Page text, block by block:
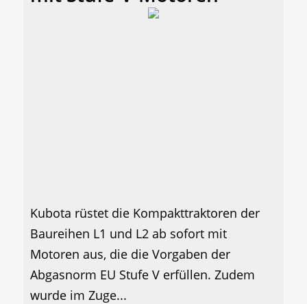
Kubota rüstet die Kompakttraktoren der
Baureihen L1 und L2 ab sofort mit
Motoren aus, die die Vorgaben der
Abgasnorm EU Stufe V erfüllen. Zudem
wurde im Zuge...